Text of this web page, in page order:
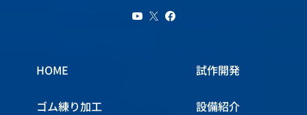
HOME
ゴム練り加工
試作開発
設備紹介